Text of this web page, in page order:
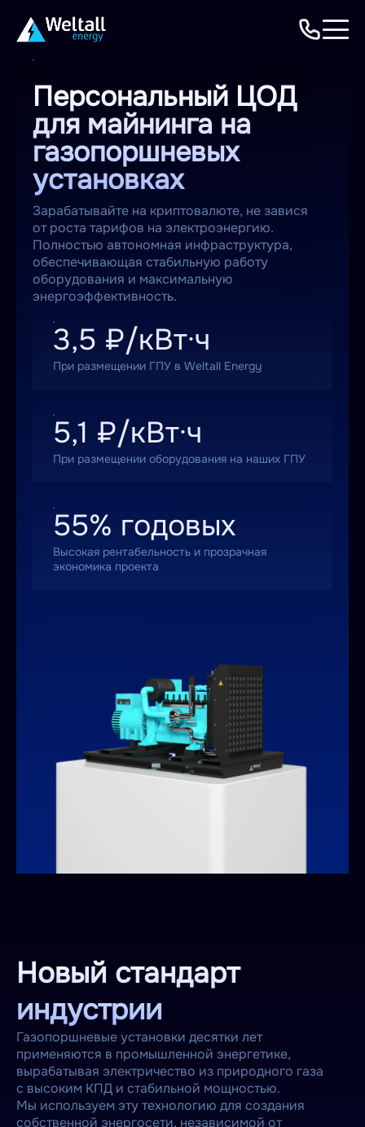
Персональный ЦОД
для майнинга на
газопоршневых
установках
Зарабатывайте на криптовалюте, не завися
от роста тарифов на электроэнергию.
Полностью автономная инфраструктура,
обеспечивающая стабильную работу
оборудования и максимальную
энергоэффективность.
3,5 ₽/кВт·ч
При размещении ГПУ в Weltall Energy
5,1 ₽/кВт·ч
При размещении оборудования на наших ГПУ
55% годовых
Высокая рентабельность и прозрачная
экономика проекта
Новый стандарт
индустрии
Газопоршневые установки десятки лет
применяются в промышленной энергетике,
вырабатывая электричество из природного газа
с высоким КПД и стабильной мощностью.
Мы используем эту технологию для создания
собственной энергосети, независимой от